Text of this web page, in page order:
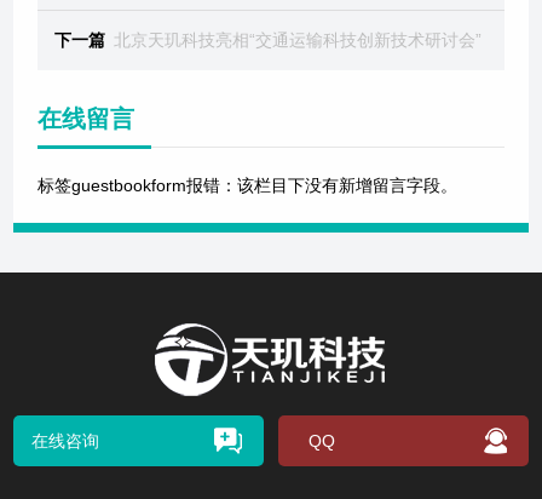
下一篇 北京天玑科技亮相“交通运输科技创新技术研讨会”
在线留言
标签guestbookform报错：该栏目下没有新增留言字段。
在线咨询 QQ